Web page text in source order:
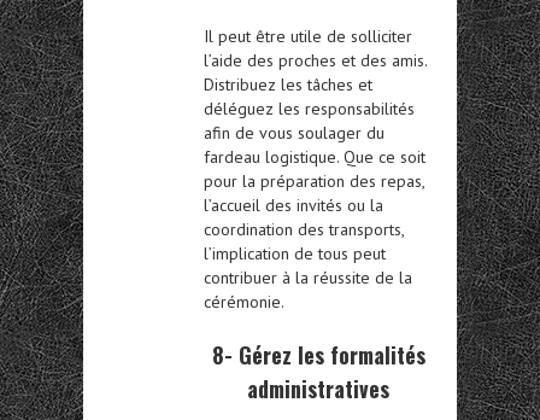
Il peut être utile de solliciter
l’aide des proches et des amis.
Distribuez les tâches et
déléguez les responsabilités
afin de vous soulager du
fardeau logistique. Que ce soit
pour la préparation des repas,
l’accueil des invités ou la
coordination des transports,
l’implication de tous peut
contribuer à la réussite de la
cérémonie.
8- Gérez les formalités
administratives